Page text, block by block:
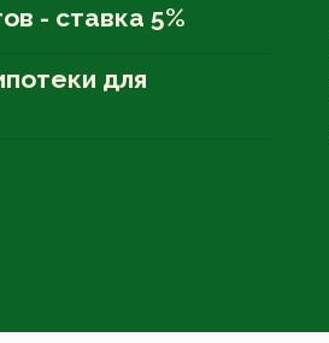
- ставка 5%
для